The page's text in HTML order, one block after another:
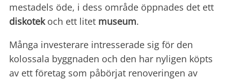
mestadels öde, i dess område öppnades det ett
diskotekoch ett litet museum.
Många investerare intresserade sig för den
kolossala byggnaden och den har nyligen köpts
av ett företag som påbörjat renoveringen av